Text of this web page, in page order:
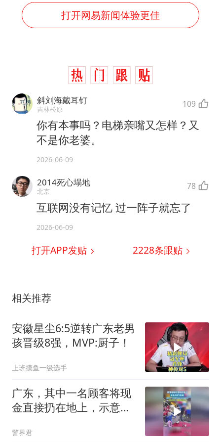
打开网易新闻体验更佳
斜刘海戴耳钉
吉林松原 109
你有本事吗？电梯亲嘴又怎样？又
不是你老婆。
2026-06-09
2014死心塌地
北京 78
互联网没有记忆 过一阵子就忘了
2026-06-09
打开APP发贴 2228条跟贴
相关推荐
安徽星尘6:5逆转广东老男
孩晋级8强，MVP:厨子！
上班摸鱼一级选手
广东，其中一名顾客将现
金直接扔在地上，示意服
起后霸气回应
警界君